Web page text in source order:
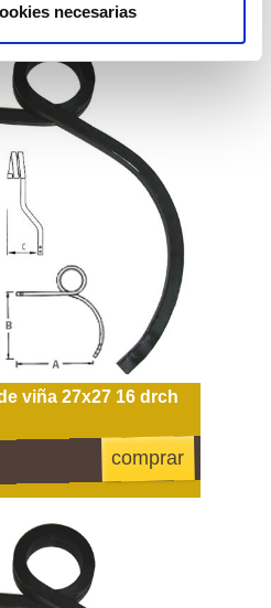
necesarias
viña 27x27 16 drch
comprar